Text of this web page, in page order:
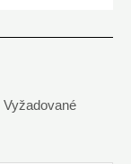
Vyžadované